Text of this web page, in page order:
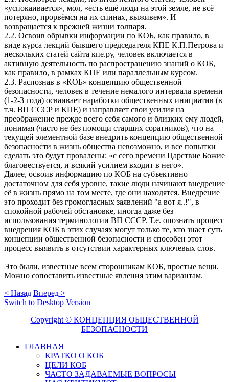
«успокаивается», мол, «есть ещё люди на этой земле, не всё
потеряно, прорвёмся на их спинах, выживем». И
возвращается к прежней жизни толпаря.
2.2. Освоив обрывки информации по КОБ, как правило, в
виде курса лекций бывшего председателя КПЕ К.П.Петрова и
нескольких статей сайта кпе.ру, человек включается в
активную деятельность по распространению знаний о КОБ,
как правило, в рамках КПЕ или параллельным курсом.
2.3. Распознав в «КОБ» концепцию общественной
безопасности, человек в течение немалого интервала времени
(1-2-3 года) осваивает наработки общественных инициатив (в
т.ч. ВП СССР и КПЕ) и направляет свои усилия на
преображение прежде всего себя самого и близких ему людей,
понимая (часто не без помощи старших соратников), что на
текущей элементной базе внедрить концепцию общественной
безопасности в жизнь общества невозможно, и все попытки
сделать это будут провалены: «с сего времени Царствие Божие
благовествуется, и всякий усилием входит в него».
Далее, освоив информацию по КОБ на субъективно
достаточном для себя уровне, такие люди начинают внедрение
её в жизнь прямо на том месте, где они находятся. Внедрение
это проходит без громогласных заявлений "а вот я..!", в
спокойной рабочей обстановке, иногда даже без
использования терминологии ВП СССР. Т.е. опознать процесс
внедрения КОБ в этих случаях могут только те, кто знает суть
концепции общественной безопасности и способен этот
процесс выявить в отсутствии характерных ключевых слов.
Это были, известные всем сторонникам КОБ, простые вещи.
Можно сопоставить известные явления этим вариантам.
< Назад Вперед >
Switch to Desktop Version
Copyright © КОНЦЕПЦИЯ ОБЩЕСТВЕННОЙ
БЕЗОПАСНОСТИ
ГЛАВНАЯ
КРАТКО О КОБ
ЦЕЛИ КОБ
ЧАСТО ЗАДАВАЕМЫЕ ВОПРОСЫ